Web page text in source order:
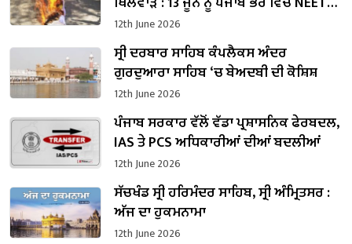
ਪੇਪਰ ਲੀਕ ਖ਼ਿਲਾਫ਼ ਪੁਤਲਾ ਫੂਕ ਮੁਜ਼ਾਹਰੇ
12th June 2026
ਸ੍ਰੀ ਦਰਬਾਰ ਸਾਹਿਬ ਕੰਪਲੈਕਸ ਅੰਦਰ
ਗੁਰਦੁਆਰਾ ਸਾਹਿਬ ‘ਚ ਬੇਅਦਬੀ ਦੀ ਕੋਸ਼ਿਸ਼
12th June 2026
ਪੰਜਾਬ ਸਰਕਾਰ ਵੱਲੋਂ ਵੱਡਾ ਪ੍ਰਸ਼ਾਸਨਿਕ ਫੇਰਬਦਲ,
IAS ਤੇ PCS ਅਧਿਕਾਰੀਆਂ ਦੀਆਂ ਬਦਲੀਆਂ
12th June 2026
ਸੱਚਖੰਡ ਸ੍ਰੀ ਹਰਿਮੰਦਰ ਸਾਹਿਬ, ਸ੍ਰੀ ਅੰਮ੍ਰਿਤਸਰ :
ਅੱਜ ਦਾ ਹੁਕਮਨਾਮਾ
12th June 2026